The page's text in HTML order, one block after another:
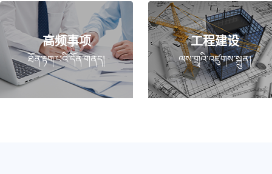
高频事项
ཐོན་རྟག་པའི་དོན་གནད།
工程建设
ལས་གྲྭའི་འཛུགས་སྐྲུན།